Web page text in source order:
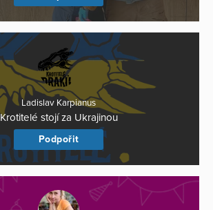
Ladislav Karpianus
Krotitelé stojí za Ukrajinou
Podpořit